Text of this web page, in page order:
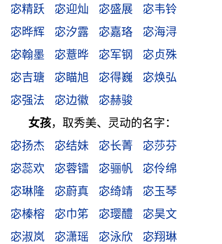
宓精跃
宓迎灿 宓盛展
宓韦铃
宓晔辉
宓汐露 宓嘉珞
宓海浔
宓翰墨
宓薏晔 宓军钢
宓贞殊
宓吉瑭
宓瞄旭 宓得巍
宓焕弘
宓强法
宓边徽
宓赫骏
女孩，取秀美、灵动的名字：
宓扬杰
宓结妹 宓长菁
宓莎芬
宓蕊欢
宓蓉镭 宓骊帆
宓伶绵
宓琳隆
宓蔚真 宓绮靖
宓玉琴
宓榛榕
宓巾笫 宓璎醴
宓昊文
宓淑岚
宓潇瑶 宓泳欣
宓翔琳